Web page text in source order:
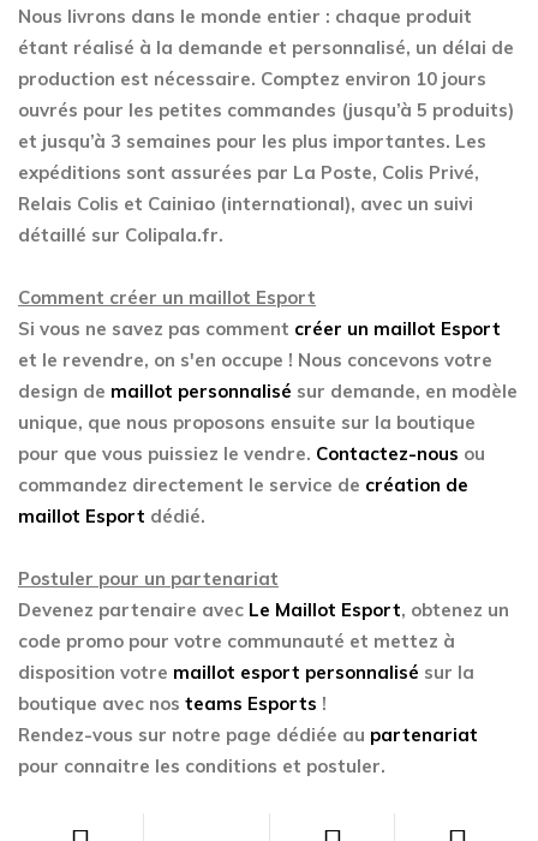
Nous livrons dans le monde entier : chaque produit
étant réalisé à la demande et personnalisé, un délai de
production est nécessaire. Comptez environ 10 jours
ouvrés pour les petites commandes (jusqu’à 5 produits)
et jusqu’à 3 semaines pour les plus importantes. Les
expéditions sont assurées par La Poste, Colis Privé,
Relais Colis et Cainiao (international), avec un suivi
détaillé sur Colipala.fr.
Comment créer un maillot Esport
Si vous ne savez pas comment créer un maillot Esport
et le revendre, on s'en occupe ! Nous concevons votre
design de maillot personnalisé sur demande, en modèle
unique, que nous proposons ensuite sur la boutique
pour que vous puissiez le vendre. Contactez-nous ou
commandez directement le service de création de
maillot Esport dédié.
Postuler pour un partenariat
Devenez partenaire avec Le Maillot Esport, obtenez un
code promo pour votre communauté et mettez à
disposition votre maillot esport personnalisé sur la
boutique avec nos teams Esports !
Rendez-vous sur notre page dédiée au partenariat
pour connaitre les conditions et postuler.